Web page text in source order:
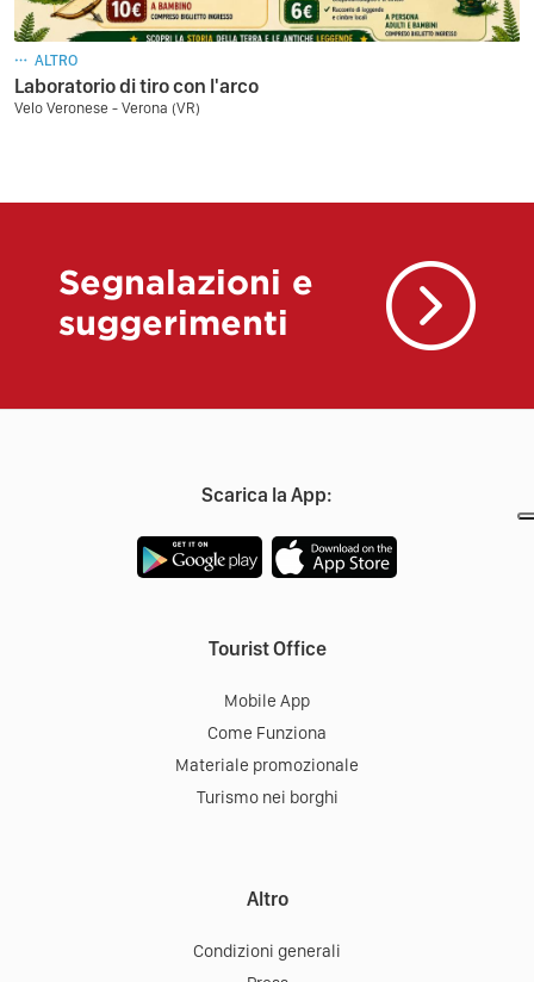
ALTRO
Laboratorio di tiro con l'arco
Velo Veronese - Verona (VR)
Segnalazioni e
suggerimenti
Scarica la App:
Tourist Office
Mobile App
Come Funziona
Materiale promozionale
Turismo nei borghi
Altro
Condizioni generali